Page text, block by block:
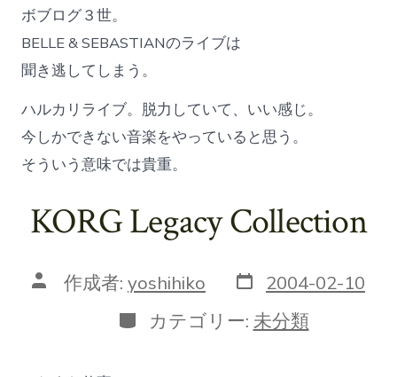
ボブログ３世。
BELLE & SEBASTIANのライブは
聞き逃してしまう。
ハルカリライブ。脱力していて、いい感じ。
今しかできない音楽をやっていると思う。
そういう意味では貴重。
KORG Legacy Collection
投 作成者: yoshihiko 投
稿
日
2004-02-10
カ
テ
カテゴリー: 未分類